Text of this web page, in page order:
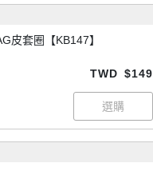
皮套圈【KB147】
TWD $149